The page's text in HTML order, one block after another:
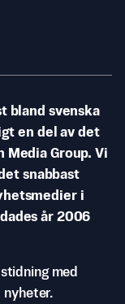
bland svenska
en del av det
Media Group. Vi
snabbast
i
år 2006
med